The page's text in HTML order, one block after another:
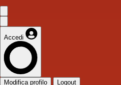
Accedi
Modifica profilo Logout